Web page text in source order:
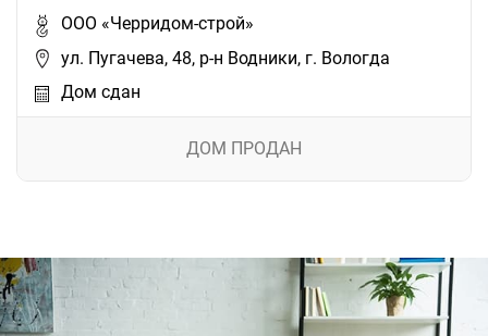
ООО «Черридом-строй»
ул. Пугачева, 48, р-н Водники, г. Вологда
Дом сдан
ДОМ ПРОДАН